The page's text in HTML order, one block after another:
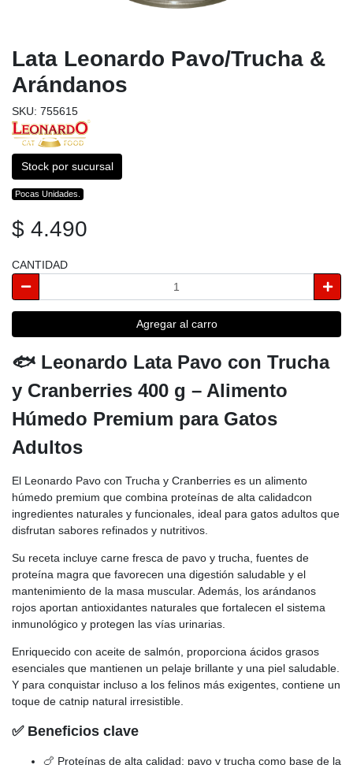
Lata Leonardo Pavo/Trucha &
Arándanos
SKU: 755615
Stock por sucursal
Pocas Unidades.
$ 4.490
CANTIDAD
Agregar al carro
🐟 Leonardo Lata Pavo con Trucha
y Cranberries 400 g – Alimento
Húmedo Premium para Gatos
Adultos
El Leonardo Pavo con Trucha y Cranberries es un alimento
húmedo premium que combina proteínas de alta calidadcon
ingredientes naturales y funcionales, ideal para gatos adultos que
disfrutan sabores refinados y nutritivos.
Su receta incluye carne fresca de pavo y trucha, fuentes de
proteína magra que favorecen una digestión saludable y el
mantenimiento de la masa muscular. Además, los arándanos
rojos aportan antioxidantes naturales que fortalecen el sistema
inmunológico y protegen las vías urinarias.
Enriquecido con aceite de salmón, proporciona ácidos grasos
esenciales que mantienen un pelaje brillante y una piel saludable.
Y para conquistar incluso a los felinos más exigentes, contiene un
toque de catnip natural irresistible.
✅ Beneficios clave
🍗 Proteínas de alta calidad: pavo y trucha como base de la